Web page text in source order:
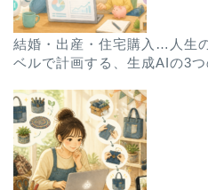
結婚・出産・住宅購入…人生
ベルで計画する、生成AIの3